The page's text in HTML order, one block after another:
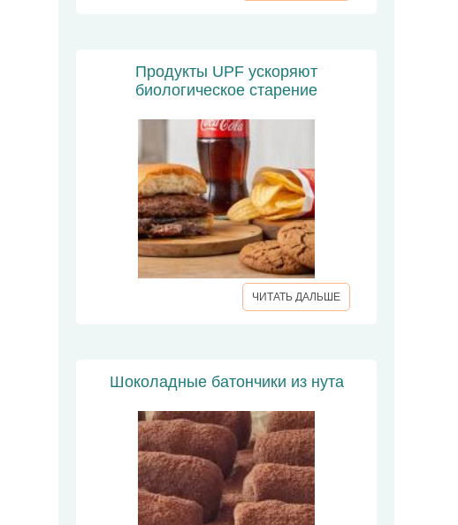
Продукты UPF ускоряют
биологическое старение
ЧИТАТЬ ДАЛЬШЕ
Шоколадные батончики из нута